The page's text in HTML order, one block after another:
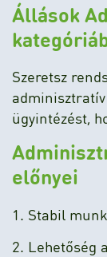
Állások
Szeretsz
ügyintézést,
előnyei
1. Stabil
2. Lehetőség